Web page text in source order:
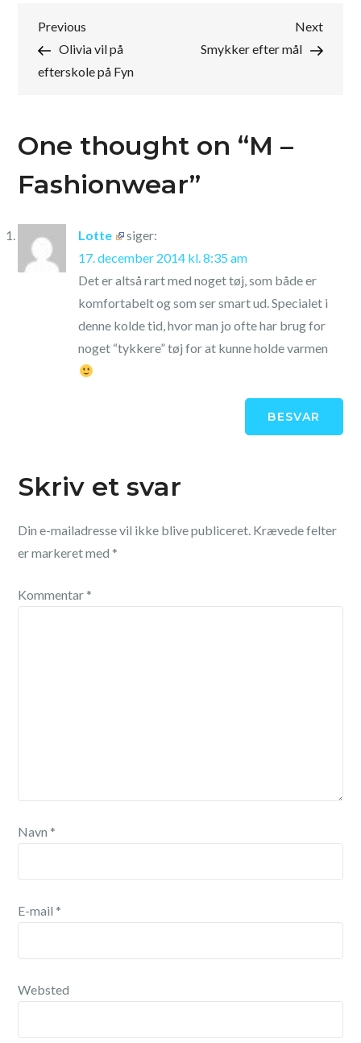
Indlægsnavigation
Previous
Post
Previous
Olivia vil på
efterskole på Fyn
Next
Post
Next
Smykker efter mål
One thought on “M –
Fashionwear”
Lotte
siger:
17. december 2014 kl. 8:35 am
Det er altså rart med noget tøj, som både er
komfortabelt og som ser smart ud. Specialet i
denne kolde tid, hvor man jo ofte har brug for
noget “tykkere” tøj for at kunne holde varmen
BESVAR
Skriv et svar
Din e-mailadresse vil ikke blive publiceret. Krævede felter
er markeret med*
Kommentar*
Navn*
E-mail*
Websted